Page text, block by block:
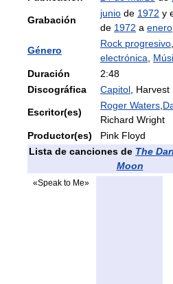
Grabación
junio de 1972 y
de 1972 a enero
Género
Rock progresivo
electrónica
Duración
2:48
Discográfica
Capitol , Harvest
Escritor(es)
Roger Waters
Richard Wright
Productor(es)
Pink Floyd
Lista de canciones de The
Moon
«Speak to Me»